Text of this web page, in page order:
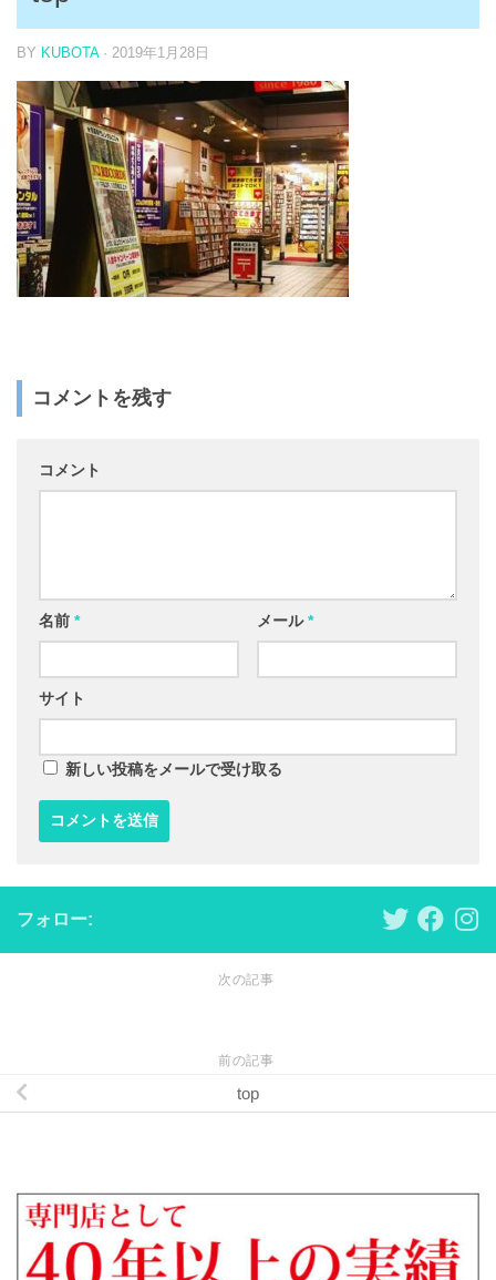
BY KUBOTA · 2019年1月28日
コメントを残す
コメント
名前 * メール*
サイト
新しい投稿をメールで受け取る
フォロー:
次の記事
前の記事
top